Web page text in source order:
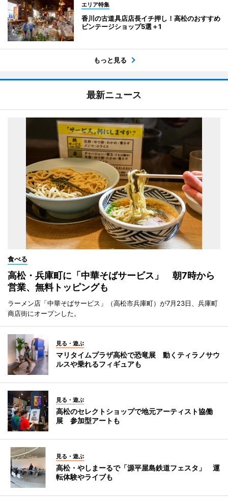
エリア特集
香川の古道具店店長イチ押し！高松のおすすめ
ビンテージショップ5選＋1
もっと見る
最新ニュース
食べる
高松・兵庫町に「中華そばサービス」 朝7時から
営業、無料トッピングも
ラーメン店「中華そばサービス」（高松市兵庫町）が7月23日、兵庫町
商店街にオープンした。
見る・遊ぶ
マリタイムプラザ高松で恐竜展 動くティラノサウ
ルスや乗れるフィギュアも
見る・遊ぶ
高松のセレクトショップで地元アーティスト協働
展 参加型アートも
見る・遊ぶ
高松・やしまーるで「源平屋島鉄道フェスタ」 運
転体験やライブも